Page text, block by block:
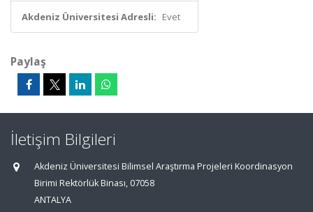
Akdeniz Üniversitesi Adresli: Evet
Paylaş
İletişim Bilgileri
Akdeniz Üniversitesi Bilimsel Araştırma Projeleri Koordinasyon
Birimi Rektörlük Binası, 07058
ANTALYA